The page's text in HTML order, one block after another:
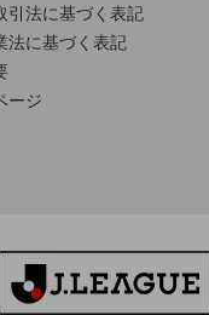
引法に基づく表記
法に基づく表記
ージ